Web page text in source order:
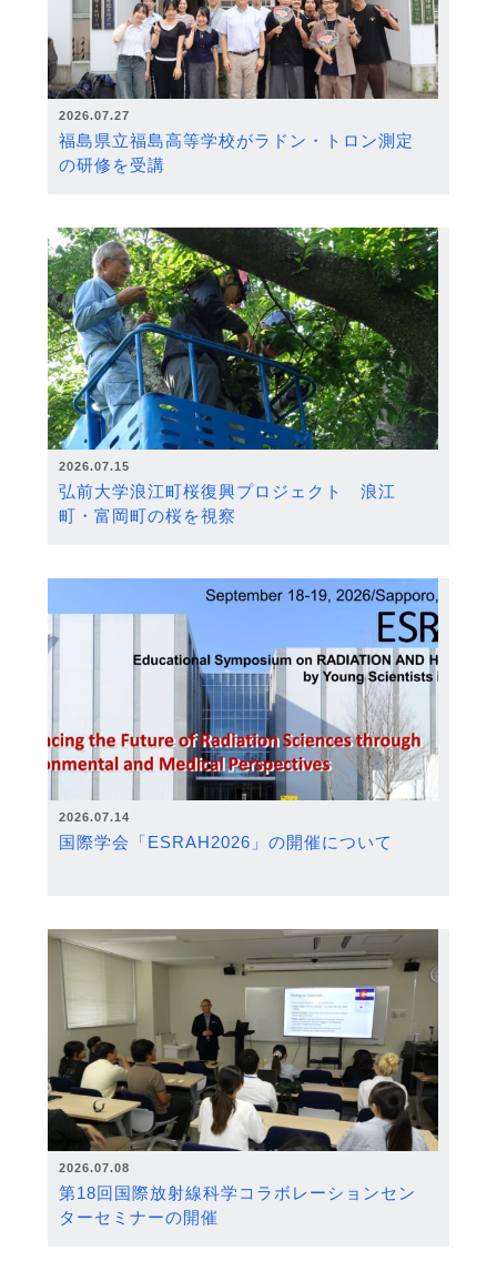
2026.07.27
福島県立福島高等学校がラドン・トロン測定
の研修を受講
2026.07.15
弘前大学浪江町桜復興プロジェクト 浪江
町・富岡町の桜を視察
2026.07.14
国際学会「ESRAH2026」の開催について
2026.07.08
第18回国際放射線科学コラボレーションセン
ターセミナーの開催